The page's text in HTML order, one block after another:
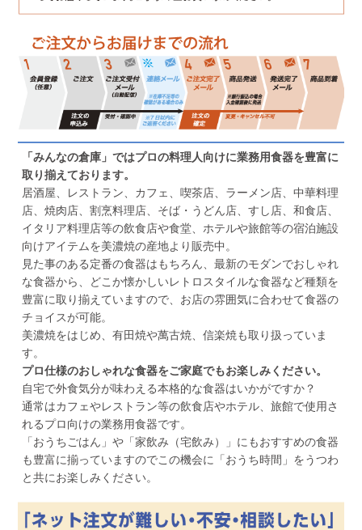
「みんなの倉庫」ではプロの料理人向けに業務用食器を豊富に
取り揃えております。
居酒屋、レストラン、カフェ、喫茶店、ラーメン店、中華料理
店、焼肉店、割烹料理店、そば・うどん店、すし店、和食店、
イタリア料理店等の飲食店や食堂、ホテルや旅館等の宿泊施設
向けアイテムを美濃焼の産地より販売中。
見た事のある定番の食器はもちろん、最新のモダンでおしゃれ
な食器から、どこか懐かしいレトロスタイルな食器など種類を
豊富に取り揃えていますので、お店の雰囲気に合わせて食器の
チョイスが可能。
美濃焼をはじめ、有田焼や萬古焼、信楽焼も取り扱っていま
す。
プロ仕様のおしゃれな食器をご家庭でもお楽しみください。
自宅で外食気分が味わえる本格的な食器はいかがですか？
通常はカフェやレストラン等の飲食店やホテル、旅館で使用さ
れるプロ向けの業務用食器です。
「おうちごはん」や「家飲み（宅飲み）」にもおすすめの食器
も豊富に揃っていますのでこの機会に「おうち時間」をうつわ
と共にお楽しみください。